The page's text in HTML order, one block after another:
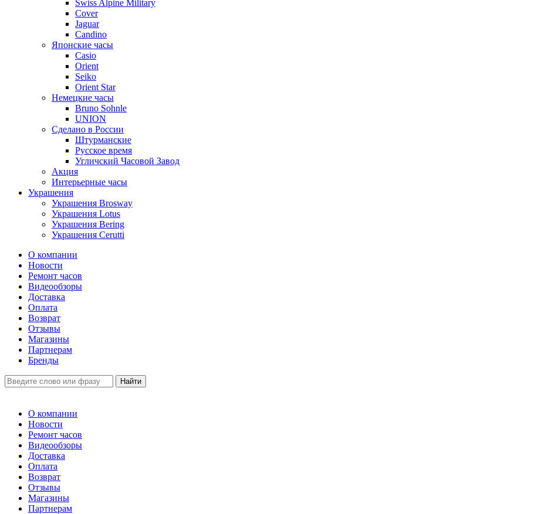
Swiss Alpine Military
Cover
Jaguar
Candino
Японские часы
Casio
Orient
Seiko
Orient Star
Немецкие часы
Bruno Sohnle
UNION
Сделано в России
Штурманские
Русское время
Угличский Часовой Завод
Акция
Интерьерные часы
Украшения
Украшения Brosway
Украшения Lotus
Украшения Bering
Украшения Cerutti
О компании
Новости
Ремонт часов
Видеообзоры
Доставка
Оплата
Возврат
Отзывы
Магазины
Партнерам
Бренды
О компании
Новости
Ремонт часов
Видеообзоры
Доставка
Оплата
Возврат
Отзывы
Магазины
Партнерам